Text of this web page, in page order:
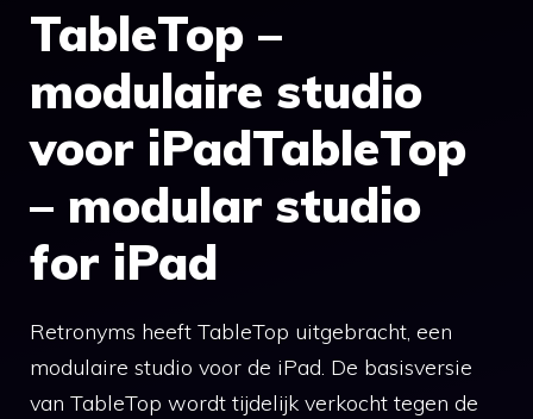
TableTop –
modulaire studio
voor iPadTableTop
– modular studio
for iPad
Retronyms heeft TableTop uitgebracht, een
modulaire studio voor de iPad. De basisversie
van TableTop wordt tijdelijk verkocht tegen de